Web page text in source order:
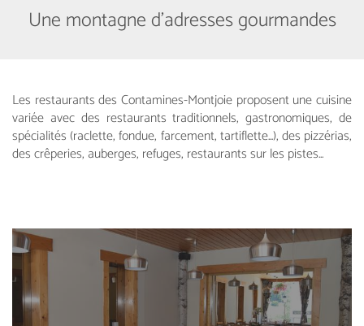
Une montagne d’adresses gourmandes
Les restaurants des Contamines-Montjoie proposent une cuisine
variée avec des restaurants traditionnels, gastronomiques, de
spécialités (raclette, fondue, farcement, tartiflette...), des pizzérias,
des crêperies, auberges, refuges, restaurants sur les pistes...